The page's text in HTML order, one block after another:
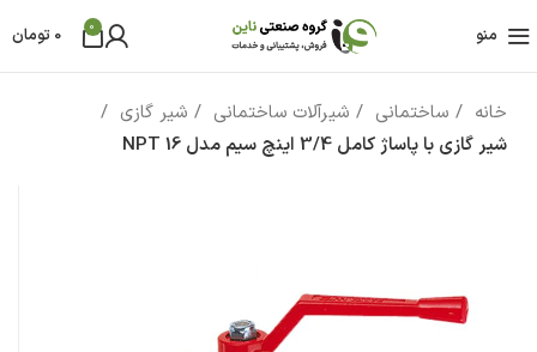
منو 0
0 تومان
خانه ساختمانی شیرآلات ساختمانی
شیر گازی
شیر گازی با پاساژ کامل 3/4 اینچ سیم مدل 16 NPT